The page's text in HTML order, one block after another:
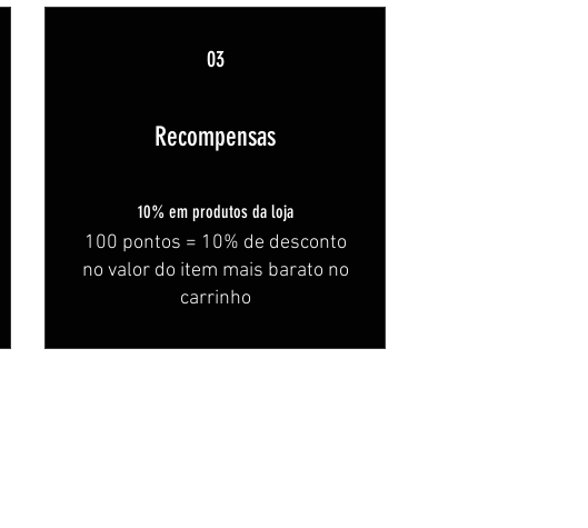
03
Recompensas
10% em produtos da loja
100 pontos = 10% de desconto
no valor do item mais barato no
carrinho